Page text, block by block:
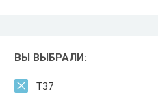
ВЫ ВЫБРАЛИ:
T37